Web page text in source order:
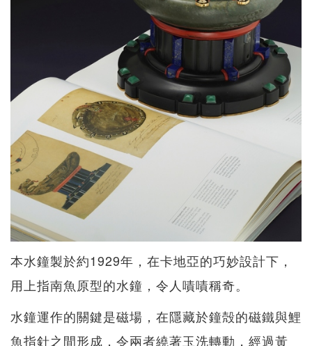
本水鐘製於約1929年，在卡地亞的巧妙設計下，
用上指南魚原型的水鐘，令人嘖嘖稱奇。
水鐘運作的關鍵是磁場，在隱藏於鐘殻的磁鐵與鯉
魚指針之間形成，令兩者繞著玉洗轉動，經過黃